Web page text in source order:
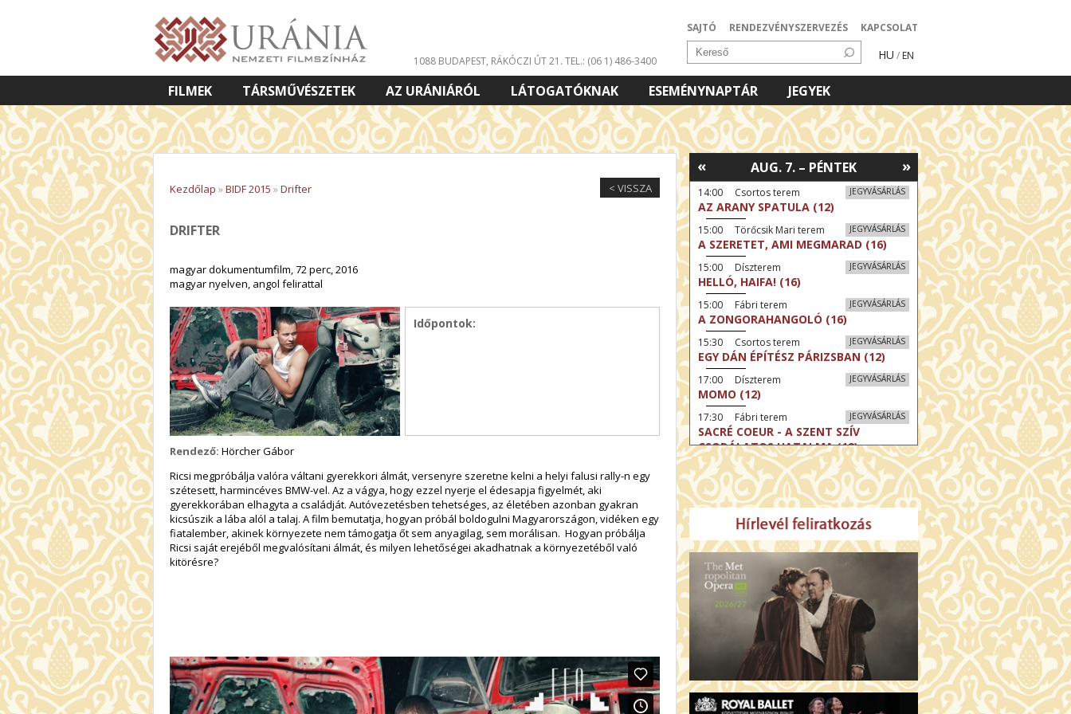
SAJTÓ RENDEZVÉNYSZERVEZÉS KAPCSOLAT
HU / EN
1088 BUDAPEST, RÁKÓCZI ÚT 21. TEL.: (06 1) 486-3400
FILMEK TÁRSMŰVÉSZETEK AZ URÁNIÁRÓL LÁTOGATÓKNAK ESEMÉNYNAPTÁR
JEGYEK
VETÍTETT KÉPES ELŐADÁSOK
< VISSZA
Kezdőlap »BIDF 2015 »Drifter
DRIFTER
magyar dokumentumfilm, 72 perc, 2016
magyar nyelven, angol felirattal
Időpontok:
Rendező: Hörcher Gábor
Ricsi megpróbálja valóra váltani gyerekkori álmát, versenyre szeretne kelni a helyi falusi rally-n egy
szétesett, harmincéves BMW-vel. Az a vágya, hogy ezzel nyerje el édesapja figyelmét, aki
gyerekkorában elhagyta a családját. Autóvezetésben tehetséges, az életében azonban gyakran
kicsúszik a lába alól a talaj. A film bemutatja, hogyan próbál boldogulni Magyarországon, vidéken egy
fiatalember, akinek környezete nem támogatja őt sem anyagilag, sem morálisan. Hogyan próbálja
Ricsi saját erejéből megvalósítani álmát, és milyen lehetőségei akadhatnak a környezetéből való
kitörésre?
»
AUG. 7. – PÉNTEK
«
JEGYVÁSÁRLÁS
14:00 Csortos terem
AZ ARANY SPATULA (12)
JEGYVÁSÁRLÁS
15:00 Törőcsik Mari terem
A SZERETET, AMI MEGMARAD (16)
JEGYVÁSÁRLÁS
15:00 Díszterem
HELLÓ, HAIFA! (16)
JEGYVÁSÁRLÁS
15:00 Fábri terem
A ZONGORAHANGOLÓ (16)
JEGYVÁSÁRLÁS
15:30 Csortos terem
EGY DÁN ÉPÍTÉSZ PÁRIZSBAN (12)
JEGYVÁSÁRLÁS
17:00 Díszterem
MOMO (12)
JEGYVÁSÁRLÁS
17:30 Fábri terem
SACRÉ COEUR - A SZENT SZÍV
CSODÁLATOS HATALMA (12)
JEGYVÁSÁRLÁS
17:30 Törőcsik Mari terem
SZERELMEM, MAROKKÓ (16)
JEGYVÁSÁRLÁS
17:30 Csortos terem
MOHÁCS – VILÁGOK HARCA (12)
JEGYVÁSÁRLÁS
19:00 Díszterem
ODÜSSZEIA (16)
19:30 Csortos terem
MEGHÍVÁS (16)
JEGYVÁSÁRLÁS
19:30 Fábri terem
KESERŰ KARÁCSONY (16)
JEGYVÁSÁRLÁS
20:00 Törőcsik Mari terem
AZ IDEGEN (16)